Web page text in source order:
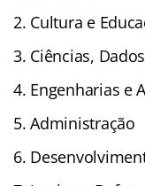
Cultura e
Ciências,
Engenharias e
Administração